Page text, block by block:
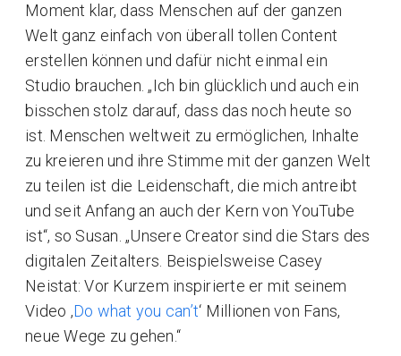
Moment klar, dass Menschen auf der ganzen
Welt ganz einfach von überall tollen Content
erstellen können und dafür nicht einmal ein
Studio brauchen. „Ich bin glücklich und auch ein
bisschen stolz darauf, dass das noch heute so
ist. Menschen weltweit zu ermöglichen, Inhalte
zu kreieren und ihre Stimme mit der ganzen Welt
zu teilen ist die Leidenschaft, die mich antreibt
und seit Anfang an auch der Kern von YouTube
ist“, so Susan. „Unsere Creator sind die Stars des
digitalen Zeitalters. Beispielsweise Casey
Neistat: Vor Kurzem inspirierte er mit seinem
Video ‚Do what you can’t‘ Millionen von Fans,
neue Wege zu gehen.“